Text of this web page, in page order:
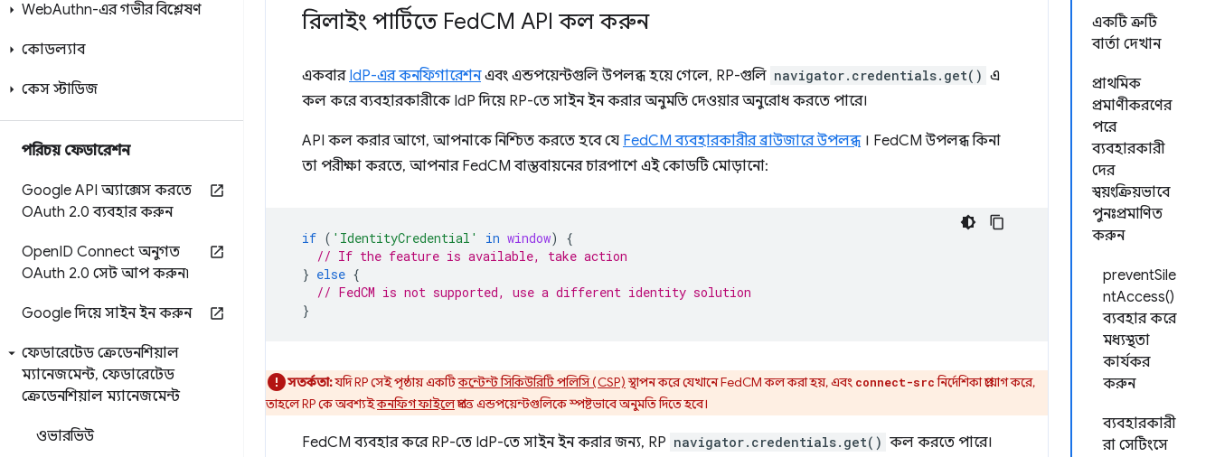
WebAuthn-এর গভীর বিশ্লেষণ
কোডল্যাব
কেস স্টাডিজ
পরিচয় ফেডারেশন
Google API অ্যাক্সেস করতে
OAuth 2.0 ব্যবহার করুন
OpenID Connect অনুগত
OAuth 2.0 সেট আপ করুন৷
Google দিয়ে সাইন ইন করুন
ফেডারেটেড ক্রেডেনশিয়াল
ম্যানেজমেন্ট, ফেডারেটেড
ক্রেডেনশিয়াল ম্যানেজমেন্ট
ওভারভিউ
একটি ত্রুটি
বার্তা দেখান
প্রাথমিক
প্রমাণীকরণের
পরে
ব্যবহারকারী
দের
স্বয়ংক্রিয়ভাবে
পুনঃপ্রমাণিত
করুন
preventSile
ntAccess()
ব্যবহার করে
মধ্যস্থতা
কার্যকর
করুন
ব্যবহারকারী
রা সেটিংসে
রিলাইং পার্টিতে FedCM API কল করুন
একবার IdP-এর কনফিগারেশনএবং এন্ডপয়েন্টগুলি উপলব্ধ হয়ে গেলে, RP-গুলি navigator.credentials.get() এ
কল করে ব্যবহারকারীকে IdP দিয়ে RP-তে সাইন ইন করার অনুমতি দেওয়ার অনুরোধ করতে পারে।
API কল করার আগে, আপনাকে নিশ্চিত করতে হবে যে FedCM ব্যবহারকারীর ব্রাউজারে উপলব্ধ। FedCM উপলব্ধ কিনা
তা পরীক্ষা করতে, আপনার FedCM বাস্তবায়নের চারপাশে এই কোডটি মোড়ানো:
if ( 'IdentityCredential' in window)
{
// If the feature is available, take action
} else {
// FedCM is not supported, use a different identity solution
}
সতর্কতা:যদি RP সেই পৃষ্ঠায় একটিকন্টেন্ট সিকিউরিটি পলিসি (CSP)স্থাপন করে যেখানে FedCM কল করা হয়, এবং connect-srcনির্দেশিকা প্রয়োগ করে,
তাহলে RP কে অবশ্যইকনফিগ ফাইলেপ্রদত্ত এন্ডপয়েন্টগুলিকে স্পষ্টভাবে অনুমতি দিতে হবে।
FedCM ব্যবহার করে RP-তে IdP-তে সাইন ইন করার জন্য, RP navigator.credentials.get() কল করতে পারে।